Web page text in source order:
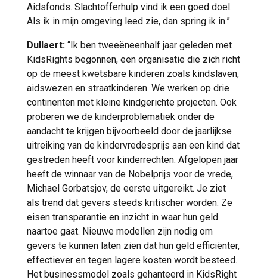
Aidsfonds. Slachtofferhulp vind ik een goed doel.
Als ik in mijn omgeving leed zie, dan spring ik in.”
Dullaert: “Ik ben tweeëneenhalf jaar geleden met
KidsRights begonnen, een organisatie die zich richt
op de meest kwetsbare kinderen zoals kindslaven,
aidswezen en straatkinderen. We werken op drie
continenten met kleine kindgerichte projecten. Ook
proberen we de kinderproblematiek onder de
aandacht te krijgen bijvoorbeeld door de jaarlijkse
uitreiking van de kindervredesprijs aan een kind dat
gestreden heeft voor kinderrechten. Afgelopen jaar
heeft de winnaar van de Nobelprijs voor de vrede,
Michael Gorbatsjov, de eerste uitgereikt. Je ziet
als trend dat gevers steeds kritischer worden. Ze
eisen transparantie en inzicht in waar hun geld
naartoe gaat. Nieuwe modellen zijn nodig om
gevers te kunnen laten zien dat hun geld efficiënter,
effectiever en tegen lagere kosten wordt besteed.
Het businessmodel zoals gehanteerd in KidsRight